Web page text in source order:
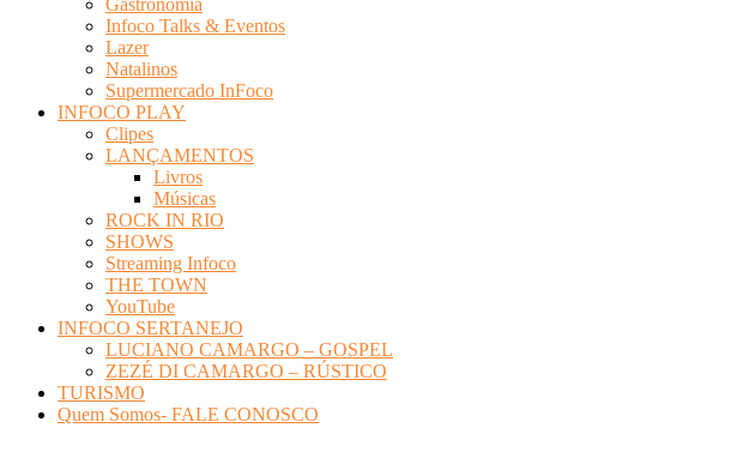
Gastronomia
Infoco Talks & Eventos
Lazer
Natalinos
Supermercado InFoco
INFOCO PLAY
Clipes
LANÇAMENTOS
Livros
Músicas
ROCK IN RIO
SHOWS
Streaming Infoco
THE TOWN
YouTube
INFOCO SERTANEJO
LUCIANO CAMARGO – GOSPEL
ZEZÉ DI CAMARGO – RÚSTICO
TURISMO
Quem Somos- FALE CONOSCO